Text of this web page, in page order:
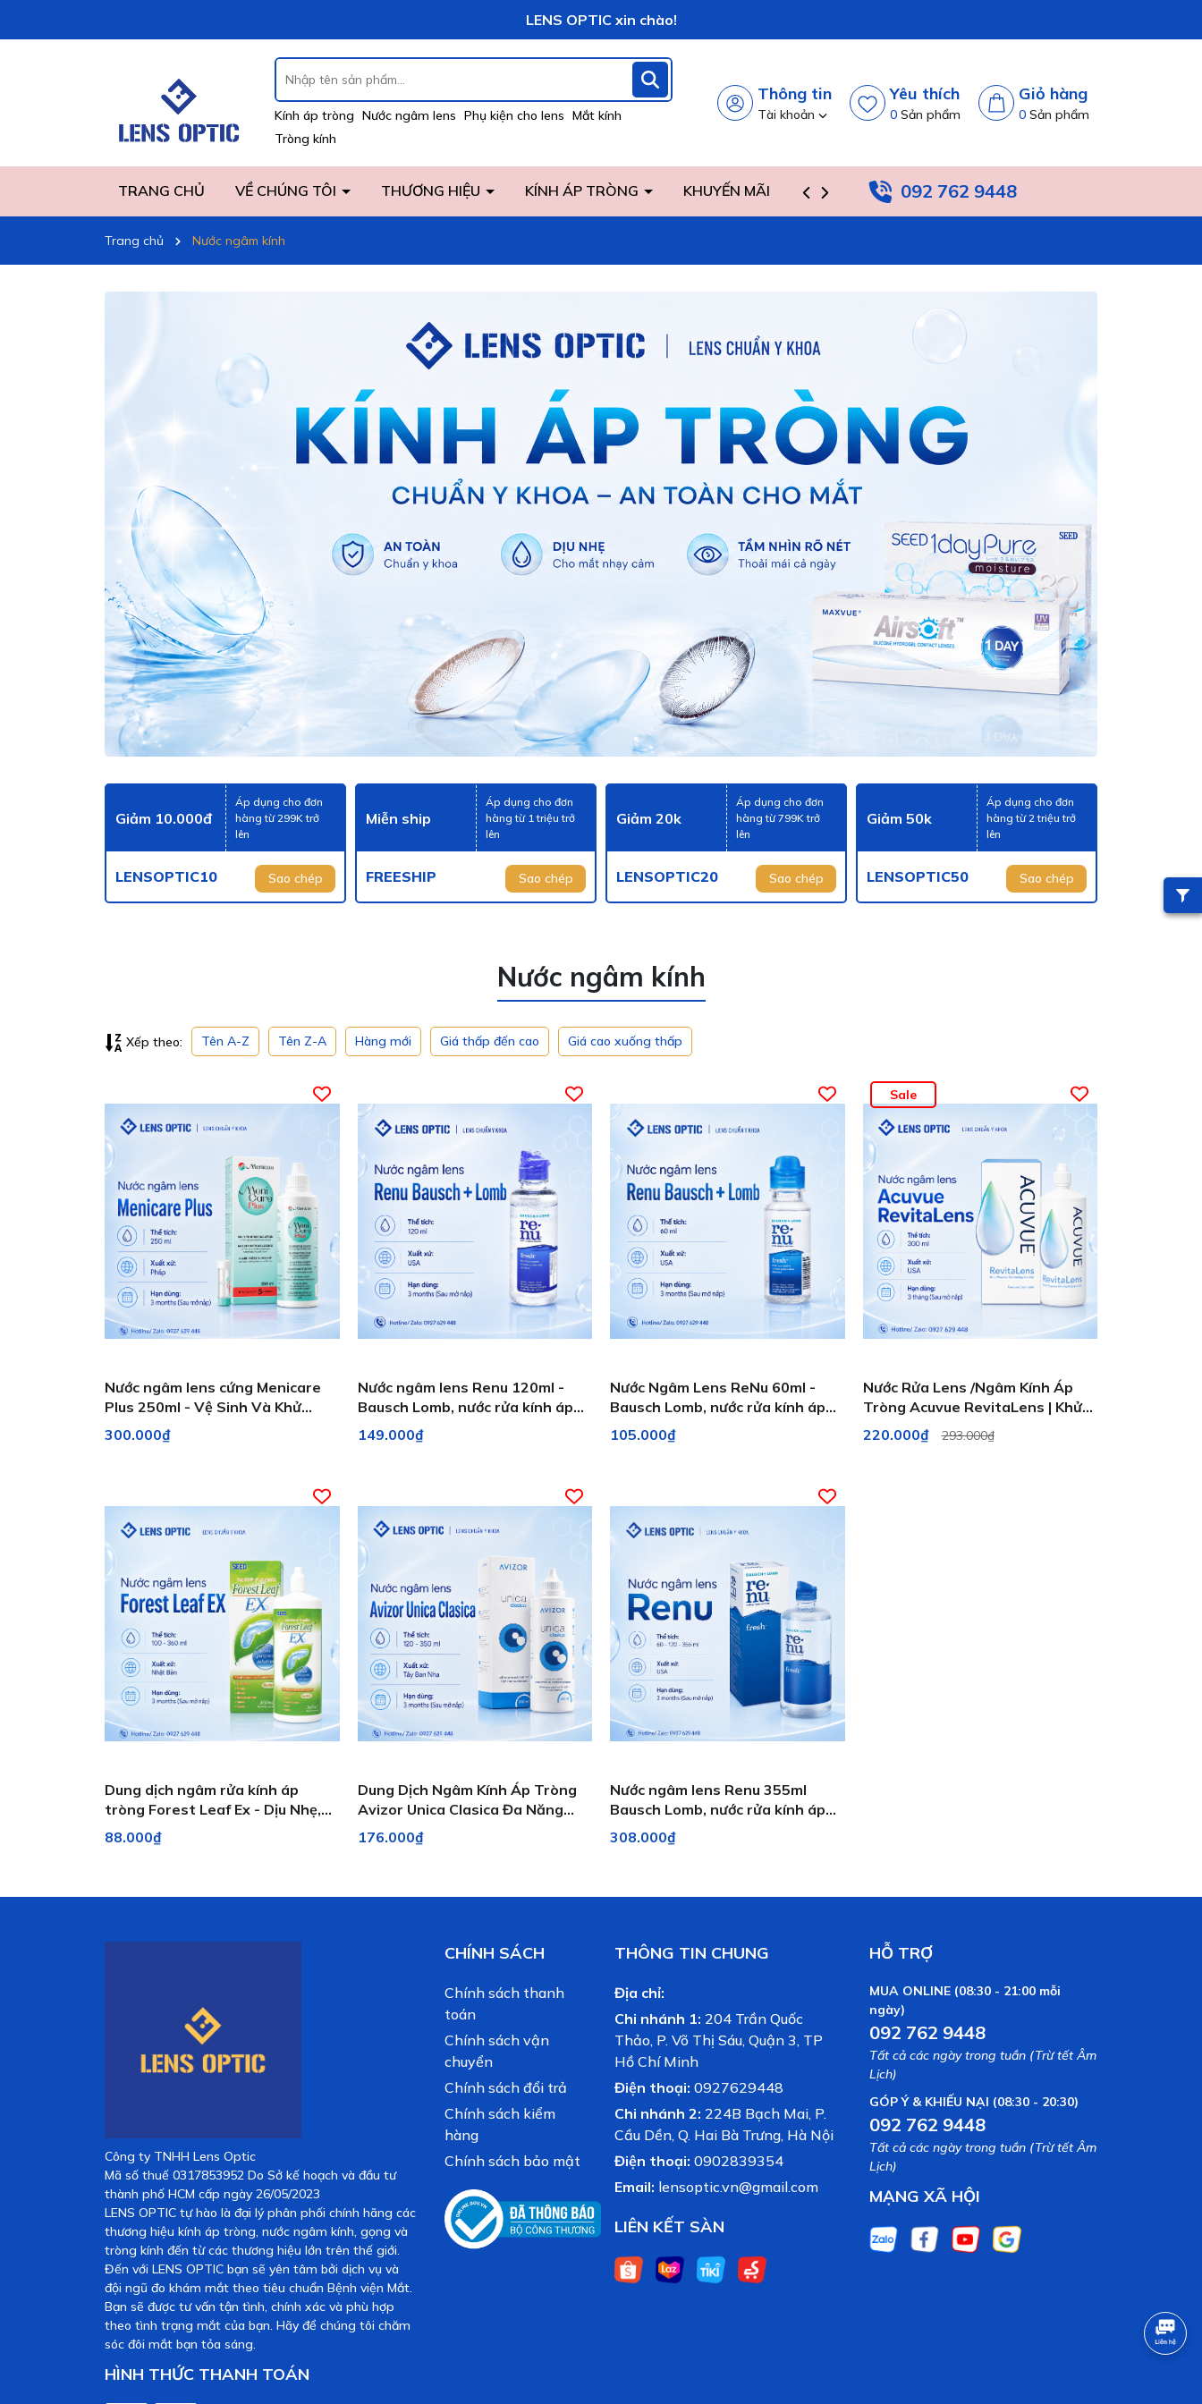
LENS OPTIC xin chào!
Vô vàng khuyến mãi hấp dẫn đang chờ đợi bạn!
Kính áp tròng Nước ngâm lens Phụ kiện cho lens Mắt kính
Tròng kính
Thông tin
Tài khoản
Yêu thích
0 Sản phẩm
Giỏ hàng
0 Sản phẩm
TRANG CHỦ VỀ CHÚNG TÔI THƯƠNG HIỆU KÍNH ÁP TRÒNG KHUYẾN MÃI TIN TỨC HỆ THỐNG
092 762 9448
Trang chủ Nước ngâm kính
Giảm 10.000đ
Áp dụng cho đơn
hàng từ 299K trở
lên
LENSOPTIC10 Sao chép
Miễn ship
Áp dụng cho đơn
hàng từ 1 triệu trở
lên
FREESHIP Sao chép
Giảm 20k
Áp dụng cho đơn
hàng từ 799K trở
lên
LENSOPTIC20 Sao chép
Giảm 50k
Áp dụng cho đơn
hàng từ 2 triệu trở
lên
LENSOPTIC50 Sao chép
Nước ngâm kính
Xếp theo: Tên A-Z Tên Z-A Hàng mới Giá thấp đến cao Giá cao xuống thấp
Nước ngâm lens cứng Menicare
Plus 250ml - Vệ Sinh Và Khử
Trùng dành kính áp tròng Ortho
K
300.000₫
Nước ngâm lens Renu 120ml -
Bausch Lomb, nước rửa kính áp
tròng USA
149.000₫
Nước Ngâm Lens ReNu 60ml -
Bausch Lomb, nước rửa kính áp
tròng
105.000₫
Sale
Nước Rửa Lens /Ngâm Kính Áp
Tròng Acuvue RevitaLens | Khử
Trùng Kép, Chống Khô Mắt
220.000₫ 293.000₫
Dung dịch ngâm rửa kính áp
tròng Forest Leaf Ex - Dịu Nhẹ,
Chống Khô Mắt
88.000₫
Dung Dịch Ngâm Kính Áp Tròng
Avizor Unica Clasica Đa Năng
Dành Cho Mắt Nhạy Cảm
176.000₫
Nước ngâm lens Renu 355ml
Bausch Lomb, nước rửa kính áp
tròng USA
308.000₫
Công ty TNHH Lens Optic
Mã số thuế 0317853952 Do Sở kế hoạch và đầu tư
thành phố HCM cấp ngày 26/05/2023
LENS OPTIC tự hào là đại lý phân phối chính hãng các
thương hiệu kính áp tròng, nước ngâm kính, gọng và
tròng kính đến từ các thương hiệu lớn trên thế giới.
Đến với LENS OPTIC bạn sẽ yên tâm bởi dịch vụ và
đội ngũ đo khám mắt theo tiêu chuẩn Bệnh viện Mắt.
Bạn sẽ được tư vấn tận tình, chính xác và phù hợp
theo tình trạng mắt của bạn. Hãy để chúng tôi chăm
sóc đôi mắt bạn tỏa sáng.
HÌNH THỨC THANH TOÁN
CHÍNH SÁCH
Chính sách thanh
toán
Chính sách vận
chuyển
Chính sách đổi trả
Chính sách kiểm
hàng
Chính sách bảo mật
THÔNG TIN CHUNG
Địa chỉ:
Chi nhánh 1: 204 Trần Quốc
Thảo, P. Võ Thị Sáu, Quận 3, TP
Hồ Chí Minh
Điện thoại: 0927629448
Chi nhánh 2: 224B Bạch Mai, P.
Cầu Dền, Q. Hai Bà Trưng, Hà Nội
Điện thoại: 0902839354
Email: lensoptic.vn@gmail.com
LIÊN KẾT SÀN
HỖ TRỢ
MUA ONLINE (08:30 - 21:00 mỗi
ngày)
092 762 9448
Tất cả các ngày trong tuần (Trừ tết Âm
Lịch)
GÓP Ý & KHIẾU NẠI (08:30 - 20:30)
092 762 9448
Tất cả các ngày trong tuần (Trừ tết Âm
Lịch)
MẠNG XÃ HỘI